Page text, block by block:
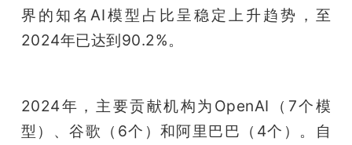
界的知名AI模型占比呈稳定上升趋势，至
2024年已达到90.2%。
2024年，主要贡献机构为OpenAI（7个模
型）、谷歌（6个）和阿里巴巴（4个）。自